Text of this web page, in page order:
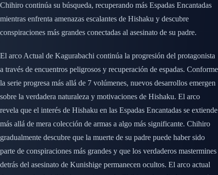
Chihiro continúa su búsqueda, recuperando más Espadas Encantadas
mientras enfrenta amenazas escalantes de Hishaku y descubre
conspiraciones más grandes conectadas al asesinato de su padre.
El arco Actual de Kagurabachi continúa la progresión del protagonista
a través de encuentros peligrosos y recuperación de espadas. Conforme
la serie progresa más allá de 7 volúmenes, nuevos desarrollos emergen
sobre la verdadera naturaleza y motivaciones de Hishaku. El arco
revela que el interés de Hishaku en las Espadas Encantadas se extiende
más allá de mera colección de armas a algo más significante. Chihiro
gradualmente descubre que la muerte de su padre puede haber sido
parte de conspiraciones más grandes y que los verdaderos mastermines
detrás del asesinato de Kunishige permanecen ocultos. El arco actual